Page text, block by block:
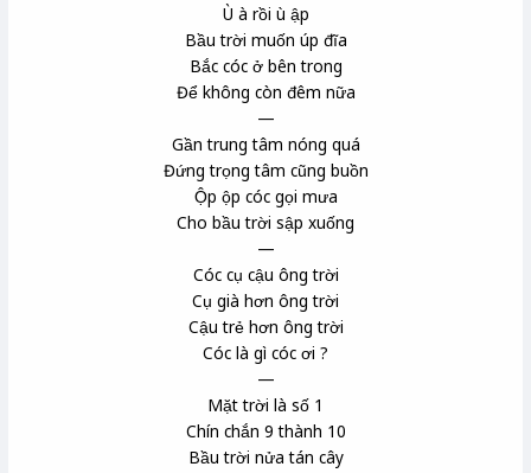
Ù à rồi ù ập
Bầu trời muốn úp đĩa
Bắc cóc ở bên trong
Để không còn đêm nữa
—
Gần trung tâm nóng quá
Đứng trọng tâm cũng buồn
Ộp ộp cóc gọi mưa
Cho bầu trời sập xuống
—
Cóc cụ cậu ông trời
Cụ già hơn ông trời
Cậu trẻ hơn ông trời
Cóc là gì cóc ơi ?
—
Mặt trời là số 1
Chín chắn 9 thành 10
Bầu trời nửa tán cây